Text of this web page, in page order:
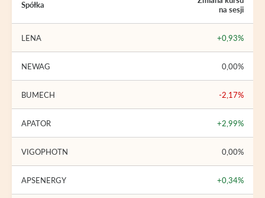
Spółka
na sesji
LENA +0,93%
NEWAG 0,00%
BUMECH -2,17%
APATOR +2,99%
VIGOPHOTN 0,00%
APSENERGY +0,34%